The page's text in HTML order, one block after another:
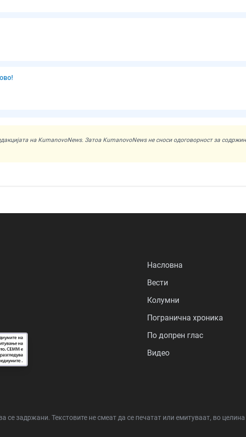
на KumanovoNews. Затоа KumanovoNews не сноси одоговорност за
Насловна
Вести
Колумни
Погранична хроника
По допрен глас
Видео
се задржани. Текстовите не смеат да се печатат или емитуваат, во